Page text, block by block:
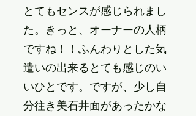
とてもセンスが感じられまし
た。きっと、オーナーの人柄
ですね！！ふんわりとした気
遣いの出来るとても感じのい
いひとです。ですが、少し自
分往き美石井面があったかな